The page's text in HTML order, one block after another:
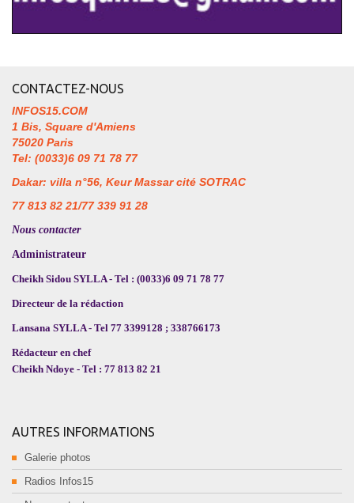
CONTACTEZ-NOUS
INFOS15.COM
1 Bis, Square d'Amiens
75020 Paris
Tel: (0033)6 09 71 78 77
Dakar: villa n°56, Keur Massar cité SOTRAC
77 813 82 21/77 339 91 28
Nous contacter
Administrateur
Cheikh Sidou SYLLA - Tel : (0033)6 09 71 78 77
Directeur de la rédaction
Lansana SYLLA - Tel 77 3399128 ; 338766173
Rédacteur en chef
Cheikh Ndoye - Tel : 77 813 82 21
AUTRES INFORMATIONS
Galerie photos
Radios Infos15